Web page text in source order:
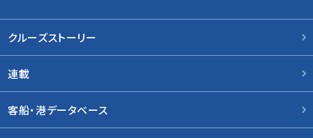
クルーズストーリー
連載
客船・港データベース